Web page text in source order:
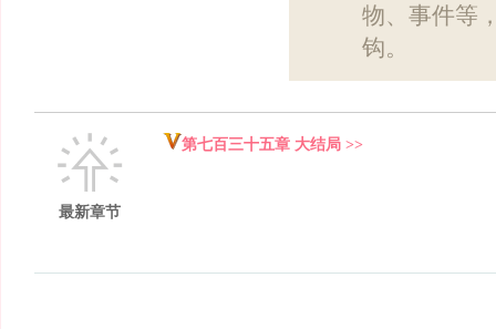
物、事件等
钩。
最新章节
第七百三十五章 大结局 >>